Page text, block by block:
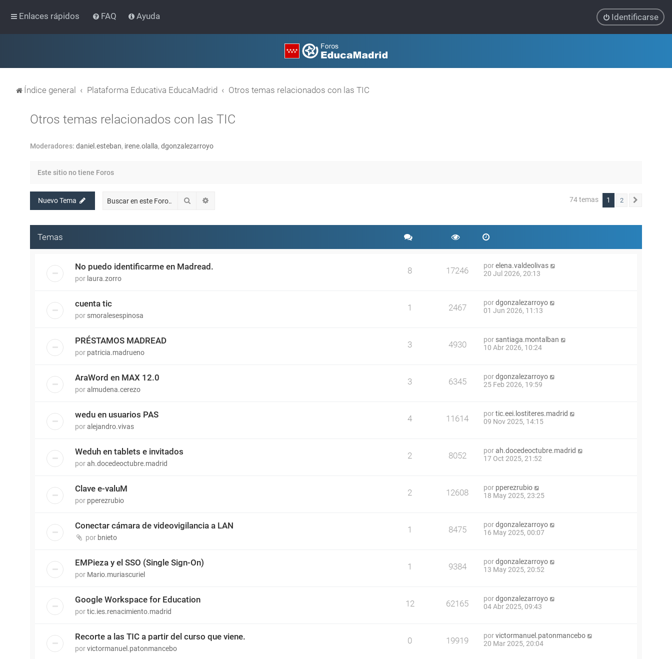
Enlaces rápidos FAQ Ayuda Identificarse
Índice general Plataforma Educativa EducaMadrid Otros temas relacionados con las TIC
Otros temas relacionados con las TIC
Moderadores: daniel.esteban, irene.olalla, dgonzalezarroyo
Este sitio no tiene Foros
Nuevo Tema Buscar 74 temas 1 2
Temas
No puedo identificarme en Madread.
por laura.zorro
8 17246 porelena.valdeolivas
20 Jul 2026, 20:13
cuenta tic
por smoralesespinosa
1 2467 pordgonzalezarroyo
01 Jun 2026, 11:13
PRÉSTAMOS MADREAD
por patricia.madrueno
3 4930 por santiaga.montalban
10 Abr 2026, 10:24
AraWord en MAX 12.0
poralmudena.cerezo
3 6345 pordgonzalezarroyo
25 Feb 2026, 19:59
wedu en usuarios PAS
poralejandro.vivas
4 11614 portic.eei.lostiteres.madrid
09 Nov 2025, 14:15
Weduh en tablets e invitados
porah.docedeoctubre.madrid
2 8052 porah.docedeoctubre.madrid
17 Oct 2025, 21:52
Clave e-valuM
por pperezrubio
2 12608 por pperezrubio
18 May 2025, 23:25
Conectar cámara de videovigilancia a LAN
por bnieto
1 8475 pordgonzalezarroyo
16 May 2025, 00:07
EMPieza y el SSO (Single Sign-On)
por Mario.muriascuriel
1 9384 pordgonzalezarroyo
13 May 2025, 20:52
Google Workspace for Education
portic.ies.renacimiento.madrid
12 62165 pordgonzalezarroyo
04 Abr 2025, 09:43
Recorte a las TIC a partir del curso que viene.
porvictormanuel.patonmancebo
0 19919 porvictormanuel.patonmancebo
20 Mar 2025, 20:04